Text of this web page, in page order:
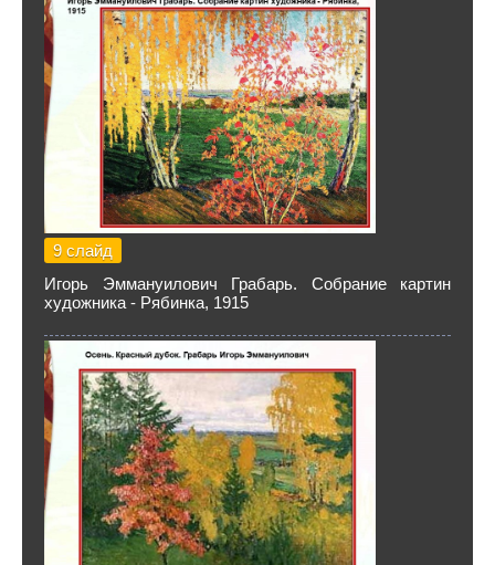
9 слайд
Игорь Эммануилович Грабарь. Собрание картин
художника - Рябинка, 1915